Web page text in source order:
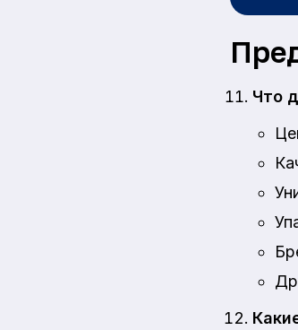
Что